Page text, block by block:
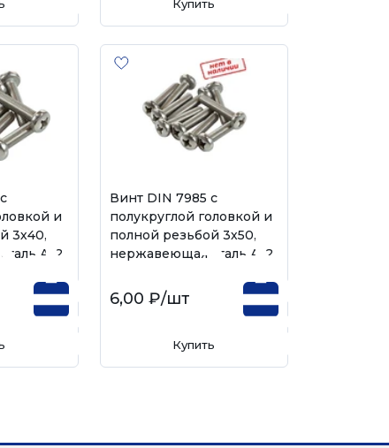
Купить
и
3х40,
А-2
Винт DIN 7985 с
полукруглой головкой и
полной резьбой 3х50,
нержавеющая сталь А-2
6,00 ₽/шт
Купить